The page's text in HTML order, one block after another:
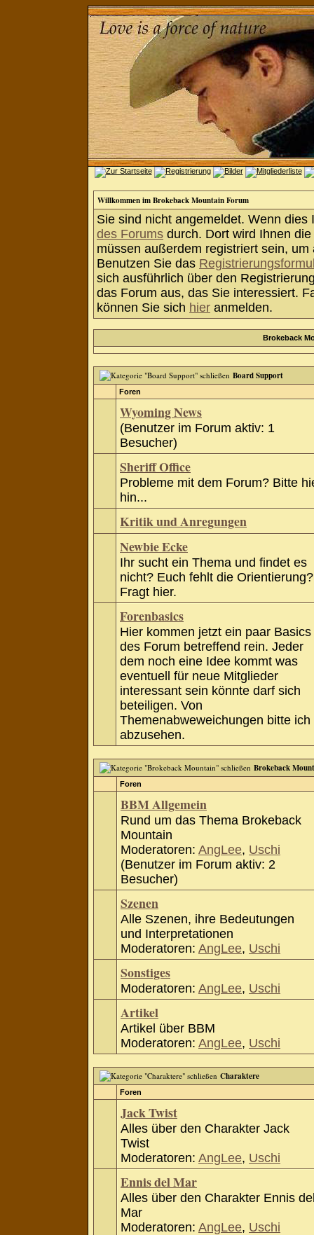
Willkommen im Brokeback Mountain Forum
Sie sind nicht angemeldet. Wenn
des Forums durch. Dort wird Ihnen
müssen außerdem registriert sein,
Benutzen Sie das
sich ausführlich über den
das Forum aus, das Sie interessiert.
können Sie sich hier anmelden.
Brokeback
Board Support
Foren
Wyoming News
(Benutzer im Forum aktiv: 1
Besucher)
Sheriff Office
Probleme mit dem Forum? Bitte
hin...
Kritik und Anregungen
Newbie Ecke
Ihr sucht ein Thema und findet es
nicht? Euch fehlt die Orientierung?
Fragt hier.
Forenbasics
Hier kommen jetzt ein paar Basics
des Forum betreffend rein. Jeder
dem noch eine Idee kommt was
eventuell für neue Mitglieder
interessant sein könnte darf sich
beteiligen. Von
Themenabweweichungen bitte ich
abzusehen.
Brokeback
Foren
BBM Allgemein
Rund um das Thema Brokeback
Mountain
Moderatoren: AngLee, Uschi
(Benutzer im Forum aktiv: 2
Besucher)
Szenen
Alle Szenen, ihre Bedeutungen
und Interpretationen
Moderatoren: AngLee, Uschi
Sonstiges
Moderatoren: AngLee, Uschi
Artikel
Artikel über BBM
Moderatoren: AngLee, Uschi
Charaktere
Foren
Jack Twist
Alles über den Charakter Jack
Twist
Moderatoren: AngLee, Uschi
Ennis del Mar
Alles über den Charakter Ennis
Mar
Moderatoren: AngLee, Uschi